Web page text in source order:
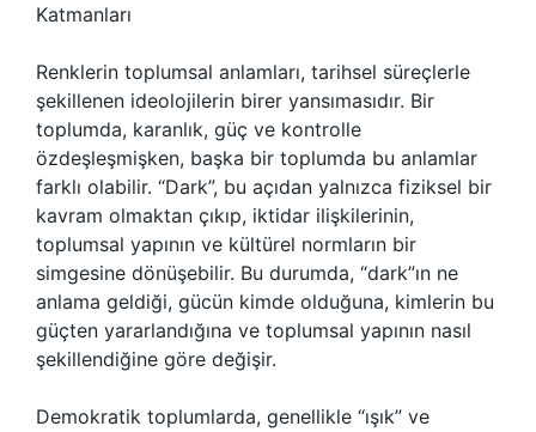
Katmanları
Renklerin toplumsal anlamları, tarihsel süreçlerle
şekillenen ideolojilerin birer yansımasıdır. Bir
toplumda, karanlık, güç ve kontrolle
özdeşleşmişken, başka bir toplumda bu anlamlar
farklı olabilir. “Dark”, bu açıdan yalnızca fiziksel bir
kavram olmaktan çıkıp, iktidar ilişkilerinin,
toplumsal yapının ve kültürel normların bir
simgesine dönüşebilir. Bu durumda, “dark”ın ne
anlama geldiği, gücün kimde olduğuna, kimlerin bu
güçten yararlandığına ve toplumsal yapının nasıl
şekillendiğine göre değişir.
Demokratik toplumlarda, genellikle “ışık” ve